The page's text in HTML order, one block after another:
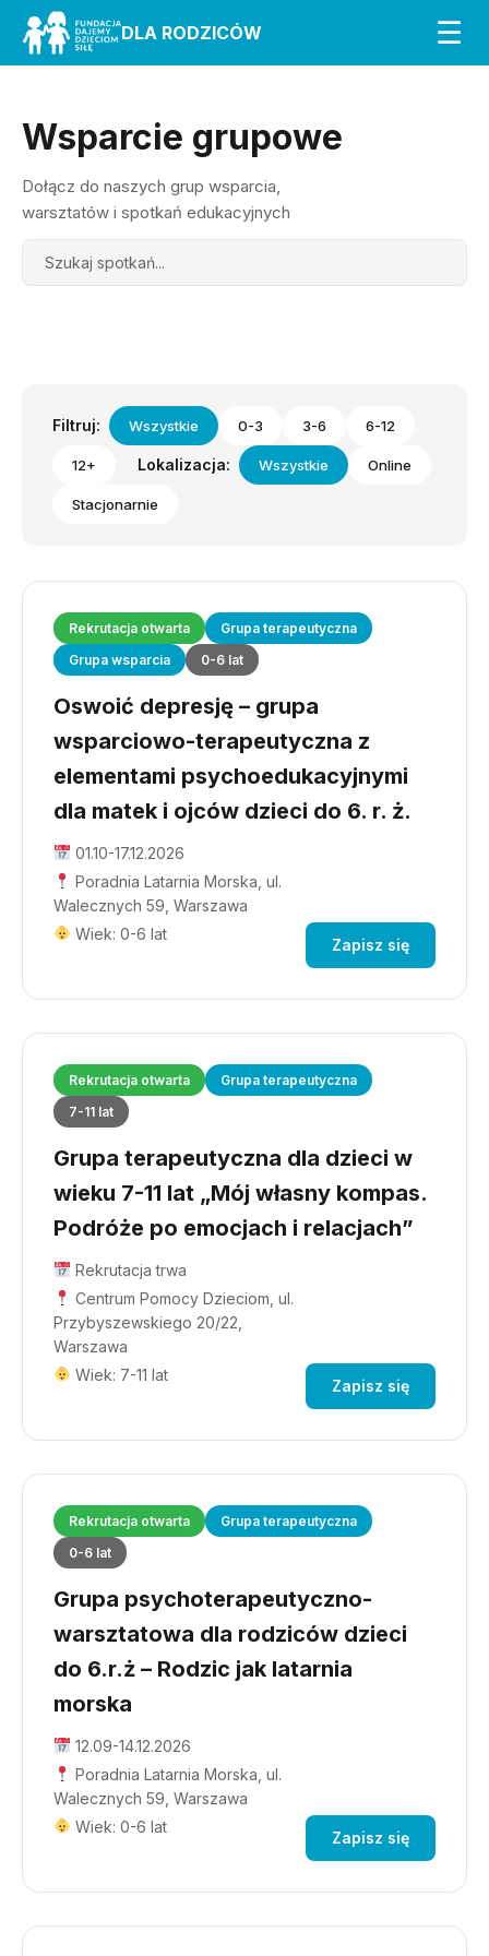
DLA RODZICÓW ☰
Wsparcie grupowe
Dołącz do naszych grup wsparcia,
warsztatów i spotkań edukacyjnych
Search
Filtruj: Wszystkie 0-3 3-6 6-12
12+ Lokalizacja: Wszystkie Online
Stacjonarnie
Rekrutacja otwarta
Grupa terapeutyczna
Grupa wsparcia
0-6 lat
Oswoić depresję – grupa
wsparciowo-terapeutyczna z
elementami psychoedukacyjnymi
dla matek i ojców dzieci do 6. r. ż.
01.10-17.12.2026
Poradnia Latarnia Morska, ul.
Walecznych 59, Warszawa
Wiek: 0-6 lat
Zapisz się
Rekrutacja otwarta
Grupa terapeutyczna
7-11 lat
Grupa terapeutyczna dla dzieci w
wieku 7-11 lat „Mój własny kompas.
Podróże po emocjach i relacjach”
Rekrutacja trwa
Centrum Pomocy Dzieciom, ul.
Przybyszewskiego 20/22,
Warszawa
Wiek: 7-11 lat
Zapisz się
Rekrutacja otwarta
Grupa terapeutyczna
0-6 lat
Grupa psychoterapeutyczno-
warsztatowa dla rodziców dzieci
do 6.r.ż – Rodzic jak latarnia
morska
12.09-14.12.2026
Poradnia Latarnia Morska, ul.
Walecznych 59, Warszawa
Wiek: 0-6 lat
Zapisz się